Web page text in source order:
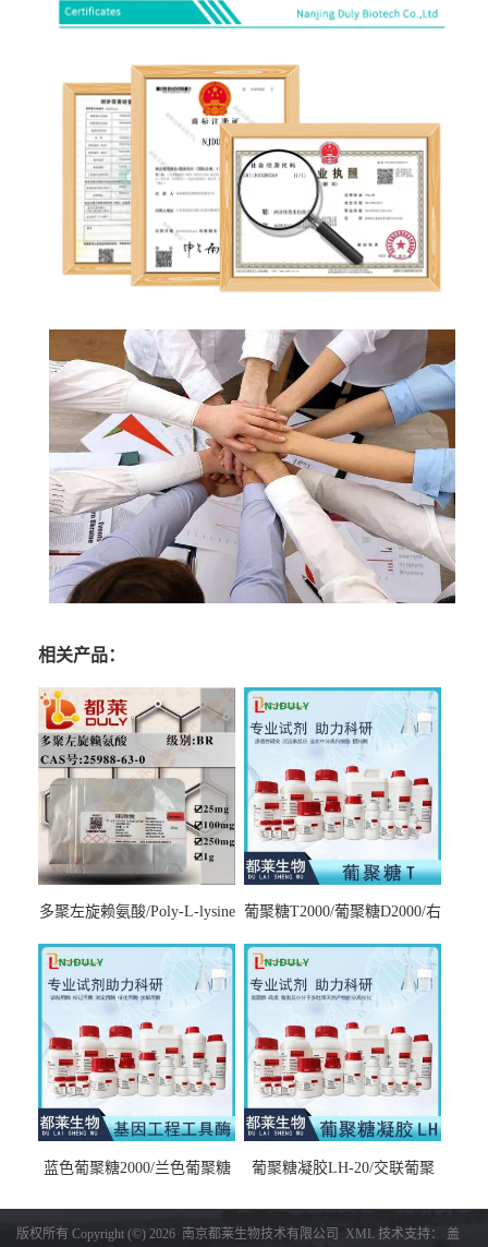
相关产品：
多聚左旋赖氨酸/Poly-L-lysine
7000，分子量7000-15000，分
子量2万～4万，分子量3～7
万，分子量7～15万，分子量
15～30万
葡聚糖T2000/葡聚糖D2000/右
蓝色葡聚糖2000/兰色葡聚糖
葡聚糖凝胶LH-20/交联葡聚
版权所有 Copyright (©) 2026 南京都莱生物技术有限公司 XML 技术支持： 盖